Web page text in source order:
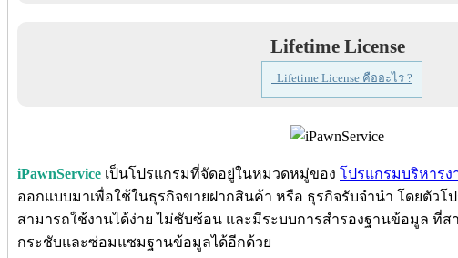
Lifetime License
Lifetime License คืออะไร ?
iPawnService เป็นโปรแกรมที่จัดอยู่ในหมวดหมู่ของ โปรแกรมบริหารงา
ออกแบบมาเพื่อใช้ในธุรกิจขายฝากสินค้า หรือ ธุรกิจรับจำนำ โดยตัวโ
สามารถใช้งานได้ง่าย ไม่ซับซ้อน และมีระบบการสำรองฐานข้อมูล ที่ส
กระชับและซ่อมแซมฐานข้อมูลได้อีกด้วย